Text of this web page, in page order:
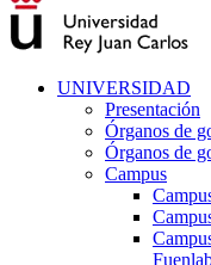
UNIVERSIDAD
Presentación
Órganos de
Órganos de
Campus